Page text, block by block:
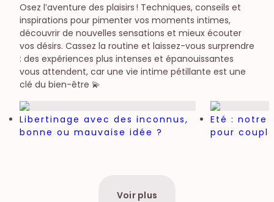
Osez l’aventure des plaisirs ! Techniques, conseils et
inspirations pour pimenter vos moments intimes,
découvrir de nouvelles sensations et mieux écouter
vos désirs. Cassez la routine et laissez-vous surprendre
: des expériences plus intenses et épanouissantes
vous attendent, car une vie intime pétillante est une
clé du bien-être 💫
Libertinage avec des inconnus,
bonne ou mauvaise idée ?
Eté : notre
pour
Voir plus